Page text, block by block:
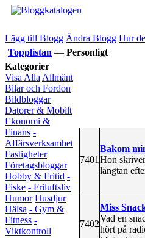
Lägg till Blogg Ändra Blogg Hur
Topplistan — Personligt
Kategorier
Visa Alla Allmänt
Bilar och Fordon
Bildbloggar
Datorer & Mobilt
Ekonomi &
Finans -
Affärsverksamhet
Fastigheter
Företagsbloggar
Hobby & Fritid -
Fiske - Friluftsliv
Humor Husdjur
Hälsa - Gym &
Fitness -
Viktkontroll
7401
Bakom
Hon
längtan
7402
Miss
Vad en
hört på